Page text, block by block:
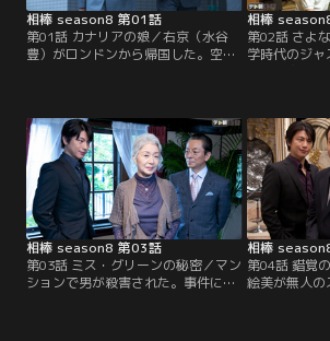
相棒 season8 第01話
第01話 カナリアの娘／右京（水谷
豊）がロンドンから帰国した。空港
た。たまきを尊に紹介、そのままた
まきの車に乗り込もうとした右京だ
が、たまきに「仲良くしないと」と
促され尊の車で送ってもらうこと
に。
相棒
第02話 さよ
学時代のジ
楽関連への
発行してい
追い込もう
機がある青
るが…。
相棒 season8 第03話
第03話 ミス・グリーンの秘密／マン
ションで男が殺害された。事件に関
相棒
第04話 錯覚
絵美が無人の